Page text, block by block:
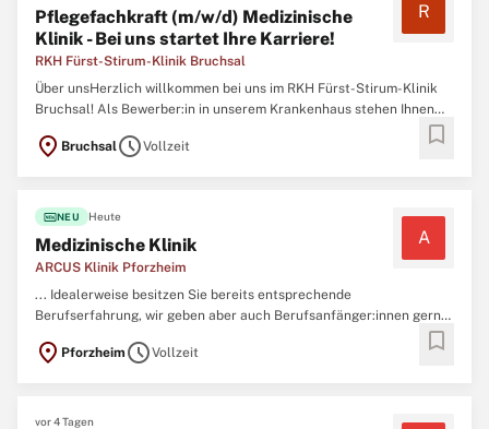
Pflegefachkraft (m/w/d) Medizinische
Klinik - Bei uns startet Ihre Karriere!
RKH Fürst-Stirum-Klinik Bruchsal
R
Über unsHerzlich willkommen bei uns im RKH Fürst-Stirum-Klinik
Bruchsal! Als Bewerber:in in unserem Krankenhaus stehen Ihnen
vielfältigen Teams zu werden. Unsere Einrichtung ist ein
location_on BruchsalscheduleVollzeit bookmark
fiber_newNEU Heute
Medizinische Klinik
ARCUS Klinik Pforzheim
A
... Idealerweise besitzen Sie bereits entsprechende
Berufserfahrung, wir geben aber auch Berufsanfänger:innen gerne
Persönlichkeit und der Umgang mit Menschen bereitet Ihnen
location_on Pforzheim scheduleVollzeit bookmark
vor 4 Tagen